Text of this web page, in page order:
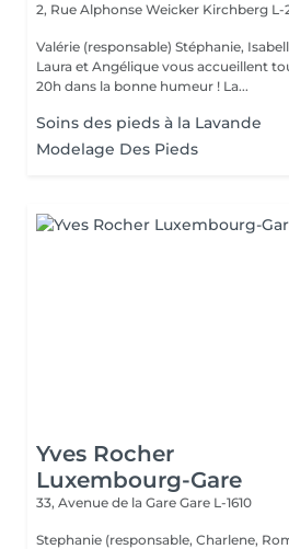
2, Rue Alphonse Weicker Kirchberg L-
Valérie (responsable) Stéphanie,
Laura et Angélique vous accueillent
20h dans la bonne humeur ! La...
Soins des pieds à la Lavande
Modelage Des Pieds
Yves Rocher
Luxembourg-Gare
33, Avenue de la Gare Gare L-1610
Stephanie (responsable, Charlene,